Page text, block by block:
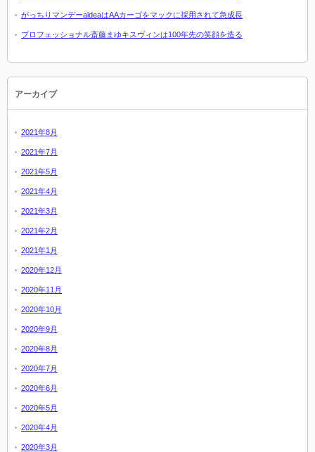
がっちりマンデーaideaはAAカーゴをマックに採用されて急成長
プロフェッショナル斎藤まゆキスヴィンは100年先の笑顔を造る
アーカイブ
2021年8月
2021年7月
2021年5月
2021年4月
2021年3月
2021年2月
2021年1月
2020年12月
2020年11月
2020年10月
2020年9月
2020年8月
2020年7月
2020年6月
2020年5月
2020年4月
2020年3月